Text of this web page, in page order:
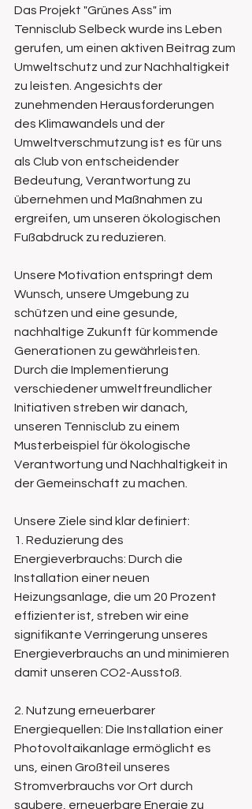
Das Projekt "Grünes Ass" im
Tennisclub Selbeck wurde ins Leben
gerufen, um einen aktiven Beitrag zum
Umweltschutz und zur Nachhaltigkeit
zu leisten. Angesichts der
zunehmenden Herausforderungen
des Klimawandels und der
Umweltverschmutzung ist es für uns
als Club von entscheidender
Bedeutung, Verantwortung zu
übernehmen und Maßnahmen zu
ergreifen, um unseren ökologischen
Fußabdruck zu reduzieren.
Unsere Motivation entspringt dem
Wunsch, unsere Umgebung zu
schützen und eine gesunde,
nachhaltige Zukunft für kommende
Generationen zu gewährleisten.
Durch die Implementierung
verschiedener umweltfreundlicher
Initiativen streben wir danach,
unseren Tennisclub zu einem
Musterbeispiel für ökologische
Verantwortung und Nachhaltigkeit in
der Gemeinschaft zu machen.
Unsere Ziele sind klar definiert:
1. Reduzierung des
Energieverbrauchs: Durch die
Installation einer neuen
Heizungsanlage, die um 20 Prozent
effizienter ist, streben wir eine
signifikante Verringerung unseres
Energieverbrauchs an und minimieren
damit unseren CO2-Ausstoß.
2. Nutzung erneuerbarer
Energiequellen: Die Installation einer
Photovoltaikanlage ermöglicht es
uns, einen Großteil unseres
Stromverbrauchs vor Ort durch
saubere, erneuerbare Energie zu